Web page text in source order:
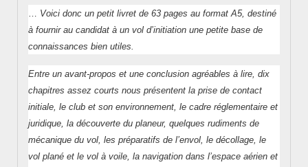
… Voici donc un petit livret de 63 pages au format A5, destiné
à fournir au candidat à un vol d’initiation une petite base de
connaissances bien utiles.
Entre un avant-propos et une conclusion agréables à lire, dix
chapitres assez courts nous présentent la prise de contact
initiale, le club et son environnement, le cadre réglementaire et
juridique, la découverte du planeur, quelques rudiments de
mécanique du vol, les préparatifs de l’envol, le décollage, le
vol plané et le vol à voile, la navigation dans l’espace aérien et